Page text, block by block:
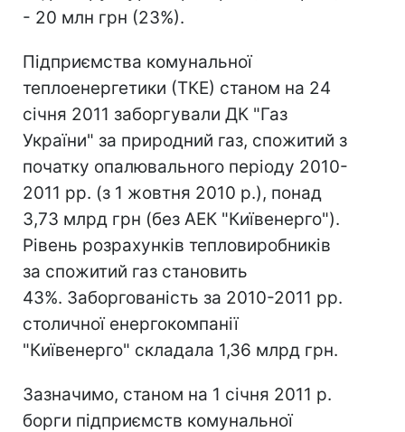
- 20 млн грн (23%).
Підприємства комунальної
теплоенергетики (ТКЕ) станом на 24
січня 2011 заборгували ДК "Газ
України" за природний газ, спожитий з
початку опалювального періоду 2010-
2011 рр. (з 1 жовтня 2010 р.), понад
3,73 млрд грн (без АЕК "Київенерго").
Рівень розрахунків тепловиробників
за спожитий газ становить
43%. Заборгованість за 2010-2011 рр.
столичної енергокомпанії
"Київенерго" складала 1,36 млрд грн.
Зазначимо, станом на 1 січня 2011 р.
борги підприємств комунальної